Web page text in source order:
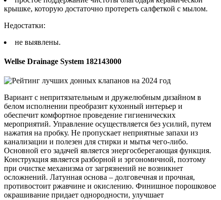
крышке, которую достаточно протереть салфеткой с мылом.
Недостатки:
не выявлены.
Wellse Drainage System 182143000
Вариант с непритязательным и дружелюбным дизайном в
белом исполнении преобразит кухонный интерьер и
обеспечит комфортное проведение гигиенических
мероприятий. Управление осуществляется без усилий, путем
нажатия на пробку. Не пропускает неприятные запахи из
канализации и полезен для стирки и мытья чего-либо.
Основной его задачей является энергосберегающая функция.
Конструкция является разборной и эргономичной, поэтому
при очистке механизма от загрязнений не возникнет
осложнений. Латунная основа – долговечная и прочная,
противостоит ржавчине и окислению. Финишное порошковое
окрашивание придает однородности, улучшает